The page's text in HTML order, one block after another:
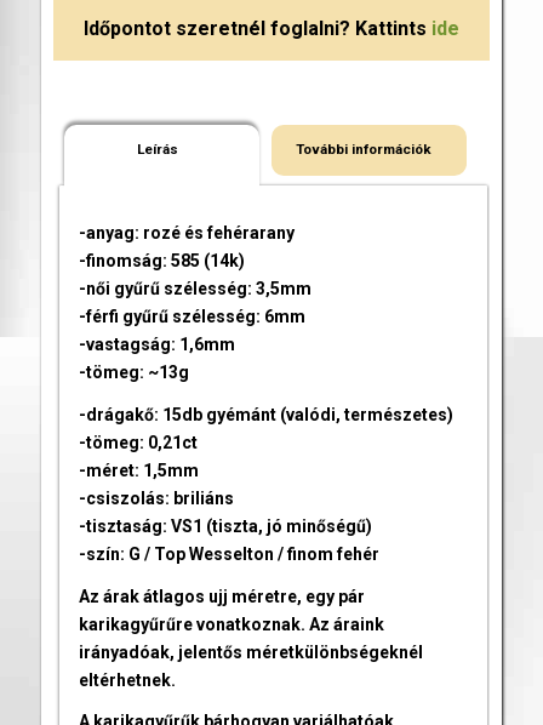
Időpontot szeretnél foglalni? Kattints ide
Leírás További információk
-anyag: rozé és fehérarany
-finomság: 585 (14k)
-női gyűrű szélesség: 3,5mm
-férfi gyűrű szélesség: 6mm
-vastagság: 1,6mm
-tömeg: ~13g
-drágakő: 15db gyémánt (valódi, természetes)
-tömeg: 0,21ct
-méret: 1,5mm
-csiszolás: briliáns
-tisztaság: VS1 (tiszta, jó minőségű)
-szín: G / Top Wesselton / finom fehér
Az árak átlagos ujj méretre, egy pár
karikagyűrűre vonatkoznak. Az áraink
irányadóak, jelentős méretkülönbségeknél
eltérhetnek.